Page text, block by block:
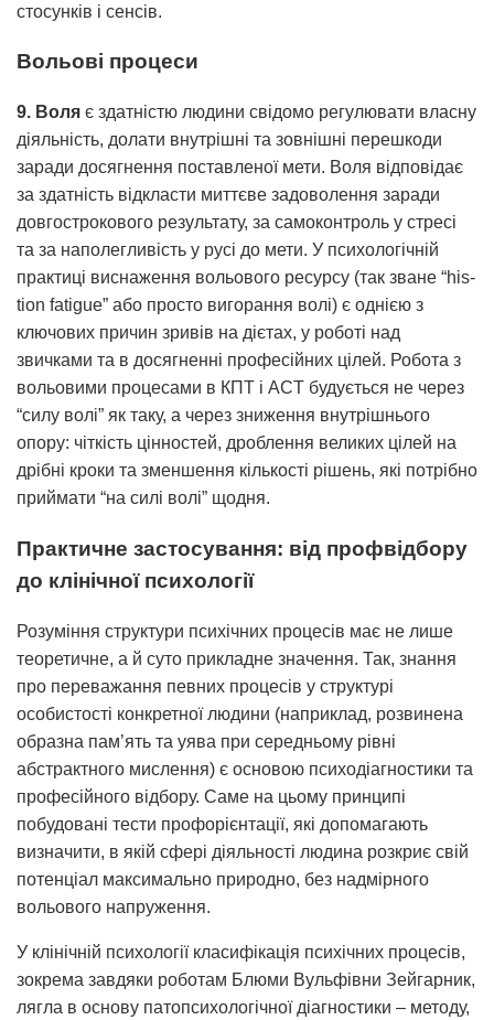
стосунків і сенсів.
Вольові процеси
9. Воля є здатністю людини свідомо регулювати власну
діяльність, долати внутрішні та зовнішні перешкоди
заради досягнення поставленої мети. Воля відповідає
за здатність відкласти миттєве задоволення заради
довгострокового результату, за самоконтроль у стресі
та за наполегливість у русі до мети. У психологічній
практиці виснаження вольового ресурсу (так зване “his­
tion fatigue” або просто вигорання волі) є однією з
ключових причин зривів на дієтах, у роботі над
звичками та в досягненні професійних цілей. Робота з
вольовими процесами в КПТ і ACT будується не через
“силу волі” як таку, а через зниження внутрішнього
опору: чіткість цінностей, дроблення великих цілей на
дрібні кроки та зменшення кількості рішень, які потрібно
приймати “на силі волі” щодня.
Практичне застосування: від профвідбору
до клінічної психології
Розуміння структури психічних процесів має не лише
теоретичне, а й суто прикладне значення. Так, знання
про переважання певних процесів у структурі
особистості конкретної людини (наприклад, розвинена
образна пам’ять та уява при середньому рівні
абстрактного мислення) є основою психодіагностики та
професійного відбору. Саме на цьому принципі
побудовані тести профорієнтації, які допомагають
визначити, в якій сфері діяльності людина розкриє свій
потенціал максимально природно, без надмірного
вольового напруження.
У клінічній психології класифікація психічних процесів,
зокрема завдяки роботам Блюми Вульфівни Зейгарник,
лягла в основу патопсихологічної діагностики – методу,